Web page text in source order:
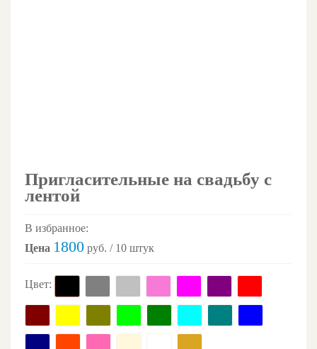
Пригласительные на свадьбу с
лентой
В избранное:
Цена 1800 руб. / 10 штук
Цвет: